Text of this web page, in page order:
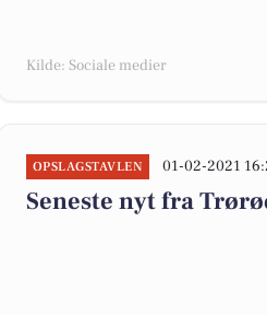
Kilde: Sociale medier
OPSLAGSTAVLEN 01-02-2021
Seneste nyt fra